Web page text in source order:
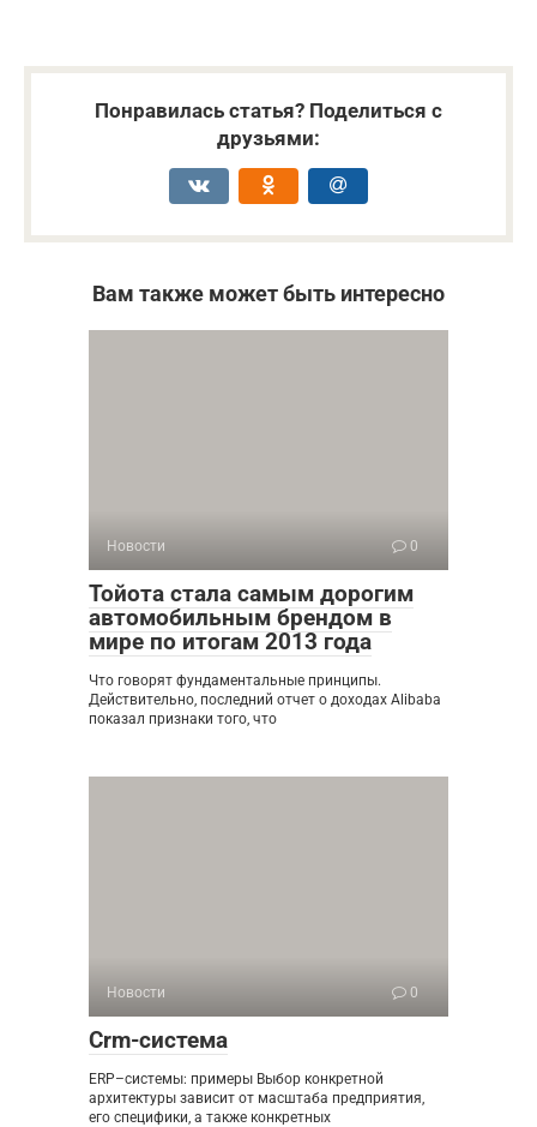
Понравилась статья? Поделиться с
друзьями:
Вам также может быть интересно
Новости 0
Тойота стала самым дорогим
автомобильным брендом в
мире по итогам 2013 года
Что говорят фундаментальные принципы.
Действительно, последний отчет о доходах Alibaba
показал признаки того, что
Новости 0
Crm-система
ERP–системы: примеры Выбор конкретной
архитектуры зависит от масштаба предприятия,
его специфики, а также конкретных